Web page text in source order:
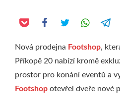
Nová prodejna Footshop,
Příkopě 20 nabízí kromě
prostor pro konání eventů a
Footshop otevřel dveře nové